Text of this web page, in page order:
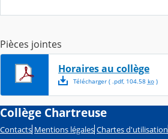
Pièces jointes
Horaires au collège
Télécharger( .pdf, 104.58 ko)
Collège Chartreuse
Contacts Mentions légales Chartes d'utilisation